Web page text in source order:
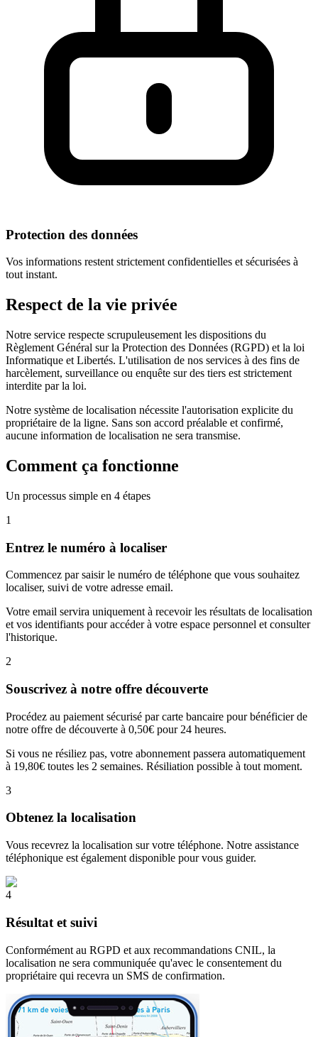
Protection des données
Vos informations restent strictement confidentielles et sécurisées à
tout instant.
Respect de la vie privée
Notre service respecte scrupuleusement les dispositions du
Règlement Général sur la Protection des Données (RGPD) et la loi
Informatique et Libertés. L'utilisation de nos services à des fins de
harcèlement, surveillance ou enquête sur des tiers est strictement
interdite par la loi.
Notre système de localisation nécessite l'autorisation explicite du
propriétaire de la ligne. Sans son accord préalable et confirmé,
aucune information de localisation ne sera transmise.
Comment ça fonctionne
Un processus simple en 4 étapes
1
Entrez le numéro à localiser
Commencez par saisir le numéro de téléphone que vous souhaitez
localiser, suivi de votre adresse email.
Votre email servira uniquement à recevoir les résultats de localisation
et vos identifiants pour accéder à votre espace personnel et consulter
l'historique.
2
Souscrivez à notre offre découverte
Procédez au paiement sécurisé par carte bancaire pour bénéficier de
notre offre de découverte à 0,50€ pour 24 heures.
Si vous ne résiliez pas, votre abonnement passera automatiquement
à 19,80€ toutes les 2 semaines. Résiliation possible à tout moment.
3
Obtenez la localisation
Vous recevrez la localisation sur votre téléphone. Notre assistance
téléphonique est également disponible pour vous guider.
4
Résultat et suivi
Conformément au RGPD et aux recommandations CNIL, la
localisation ne sera communiquée qu'avec le consentement du
propriétaire qui recevra un SMS de confirmation.